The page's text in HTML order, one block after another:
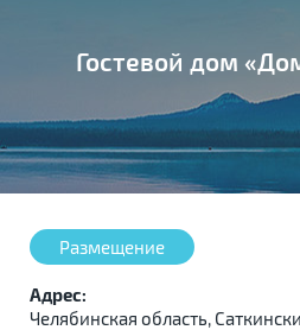
Гостевой дом
Размещение
Адрес:
Челябинская область,